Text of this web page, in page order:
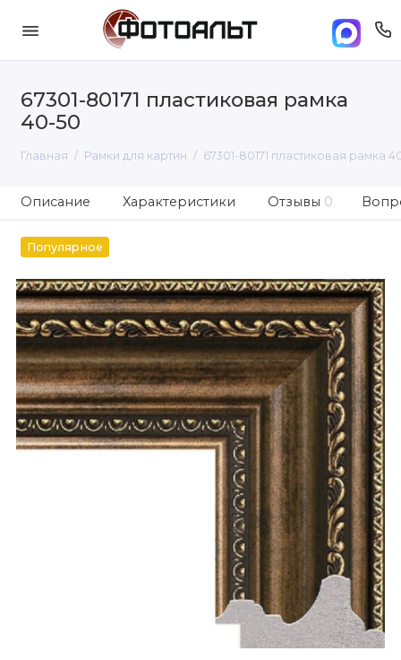
67301-80171 пластиковая рамка
40-50
Главная Рамки для картин 67301-80171 пластиковая рамка
Описание Характеристики Отзывы 0
Популярное